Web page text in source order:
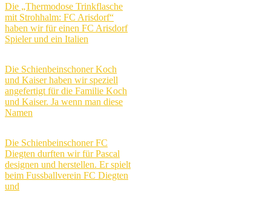
Die „Thermodose Trinkflasche
mit Strohhalm: FC Arisdorf“
haben wir für einen FC Arisdorf
Spieler und ein Italien
Die Schienbeinschoner Koch
und Kaiser haben wir speziell
angefertigt für die Familie Koch
und Kaiser. Ja wenn man diese
Namen
Die Schienbeinschoner FC
Diegten durften wir für Pascal
designen und herstellen. Er spielt
beim Fussballverein FC Diegten
und